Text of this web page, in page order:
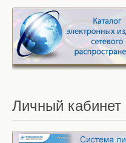
Личный кабинет